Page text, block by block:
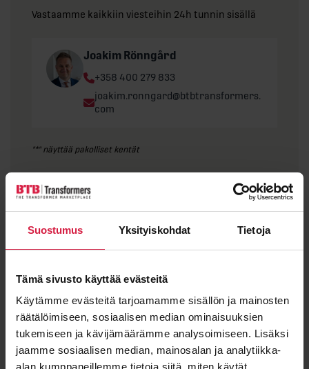
Suostumus Yksityiskohdat Tietoja
Tämä sivusto käyttää evästeitä
Käytämme evästeitä tarjoamamme sisällön ja mainosten
räätälöimiseen, sosiaalisen median ominaisuuksien
tukemiseen ja kävijämäärämme analysoimiseen. Lisäksi
jaamme sosiaalisen median, mainosalan ja analytiikka-
alan kumppaneillemme tietoja siitä, miten käytät
Vastaamme kaikkiin viesteihin 24h tunnin sisällä
Joakim Rönngård
Phone:
+358 400 279 833
Email:
joakim.ronngard@btbtransformers.
com
"*" näyttää pakolliset kentät
Sähköposti *